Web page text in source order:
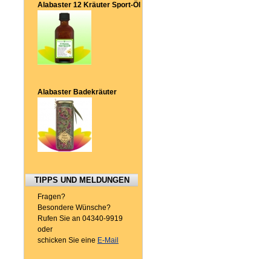
Alabaster 12 Kräuter Sport-Öl
Alabaster Badekräuter
TIPPS UND MELDUNGEN
Fragen?
Besondere Wünsche?
Rufen Sie an 04340-9919
oder
schicken Sie eine E-Mail